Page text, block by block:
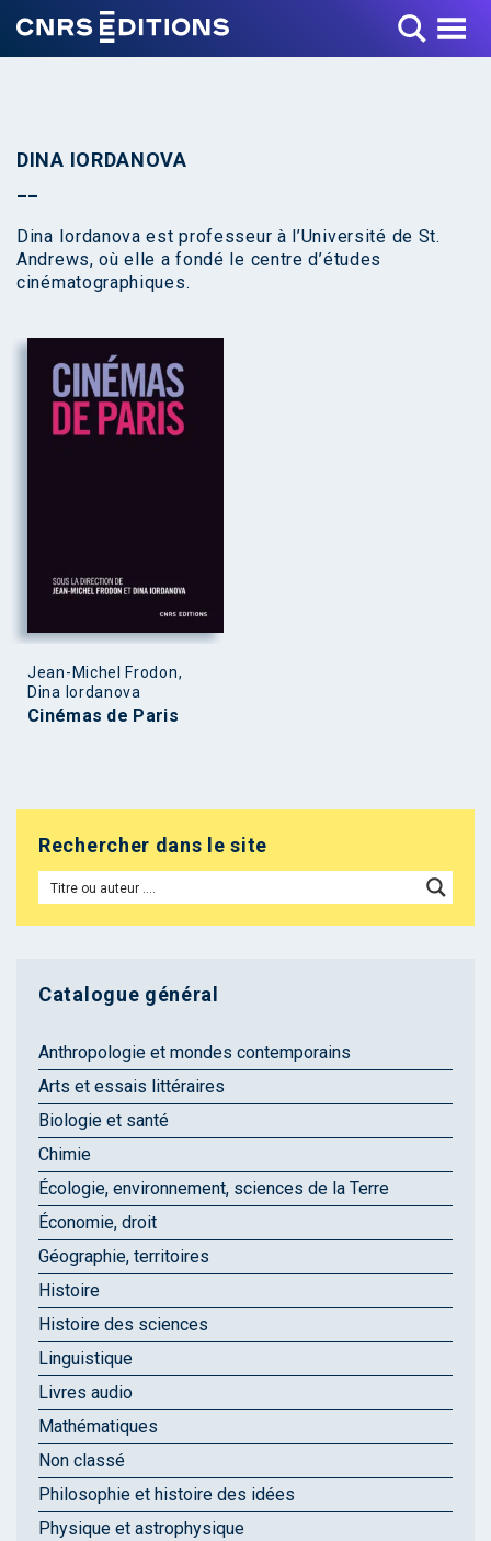
Toggle Menu
DINA IORDANOVA
Dina Iordanova est professeur à l’Université de St.
Andrews, où elle a fondé le centre d’études
cinématographiques.
Jean-Michel Frodon,
Dina Iordanova
Cinémas de Paris
Rechercher dans le site
Catalogue général
Anthropologie et mondes contemporains
Arts et essais littéraires
Biologie et santé
Chimie
Écologie, environnement, sciences de la Terre
Économie, droit
Géographie, territoires
Histoire
Histoire des sciences
Linguistique
Livres audio
Mathématiques
Non classé
Philosophie et histoire des idées
Physique et astrophysique